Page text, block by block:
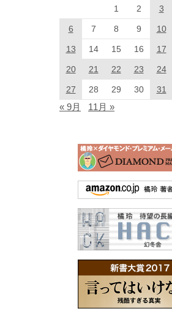
1 2 3
6 7 8 9 10
13 14 15 16 17
20 21 22 23 24
27 28 29 30 31
« 9月 11月 »